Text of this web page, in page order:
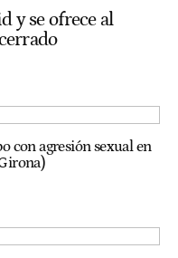
y se ofrece al
con agresión sexual en